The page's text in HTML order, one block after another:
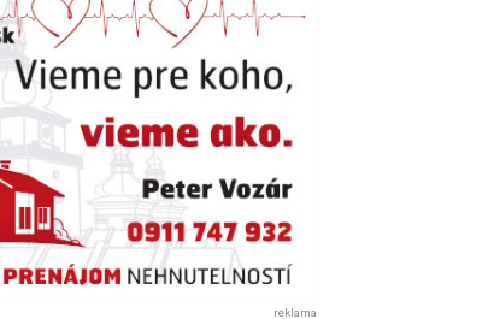
reklama